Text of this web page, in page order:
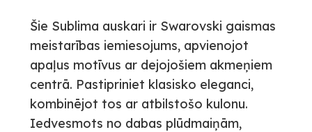
Šie Sublima auskari ir Swarovski gaismas
meistarības iemiesojums, apvienojot
apaļus motīvus ar dejojošiem akmeņiem
centrā. Pastipriniet klasisko eleganci,
kombinējot tos ar atbilstošo kulonu.
Iedvesmots no dabas plūdmaiņām,